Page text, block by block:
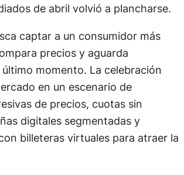
de abril volvió a plancharse.
captar a un consumidor más
precios y aguarda
momento. La celebración
en un escenario de
de precios, cuotas sin
digitales segmentadas y
billeteras virtuales para atraer la